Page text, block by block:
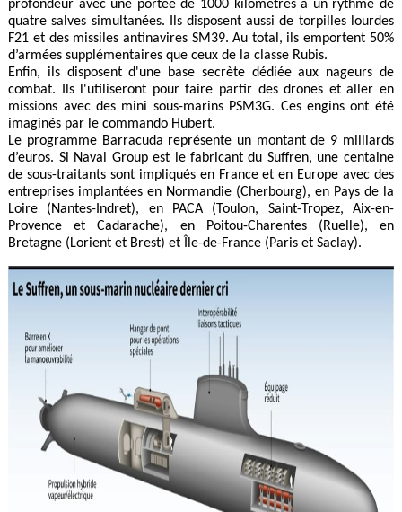
profondeur avec une portée de 1000 kilomètres à un rythme de
quatre salves simultanées. Ils disposent aussi de torpilles lourdes
F21 et des missiles antinavires SM39. Au total, ils emportent 50%
d’armées supplémentaires que ceux de la classe Rubis.
Enfin, ils disposent d'une base secrète dédiée aux nageurs de
combat. Ils l'utiliseront pour faire partir des drones et aller en
missions avec des mini sous-marins PSM3G. Ces engins ont été
imaginés par le commando Hubert.
Le programme Barracuda représente un montant de 9 milliards
d’euros. Si Naval Group est le fabricant du Suffren, une centaine
de sous-traitants sont impliqués en France et en Europe avec des
entreprises implantées en Normandie (Cherbourg), en Pays de la
Loire (Nantes-Indret), en PACA (Toulon, Saint-Tropez, Aix-en-
Provence et Cadarache), en Poitou-Charentes (Ruelle), en
Bretagne (Lorient et Brest) et Île-de-France (Paris et Saclay).